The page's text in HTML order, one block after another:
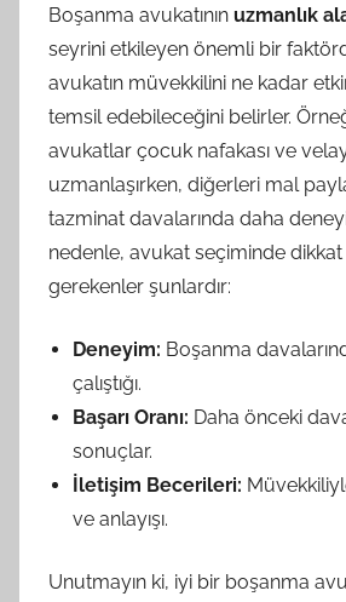
Boşanma avukatının uzmanlık
seyrini etkileyen önemli bir
avukatın müvekkilini ne kadar
temsil edebileceğini belirler.
avukatlar çocuk nafakası ve
uzmanlaşırken, diğerleri mal
tazminat davalarında daha
nedenle, avukat seçiminde
gerekenler şunlardır:
Deneyim: Boşanma
çalıştığı.
Başarı Oranı: Daha önceki
sonuçlar.
İletişim Becerileri:
ve anlayışı.
Unutmayın ki, iyi bir boşanma